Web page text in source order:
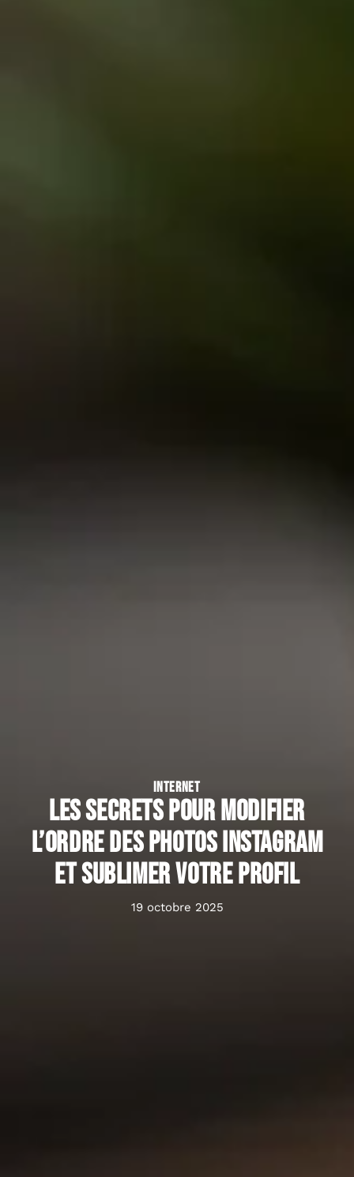
INTERNET
Les secrets pour modifier
l’ordre des photos Instagram
et sublimer votre profil
19 octobre 2025